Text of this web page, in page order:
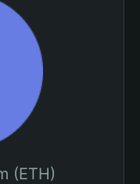
(ETH)